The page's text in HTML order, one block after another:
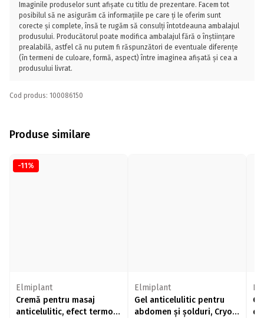
Imaginile produselor sunt afișate cu titlu de prezentare. Facem tot
posibilul să ne asigurăm că informațiile pe care ți le oferim sunt
corecte și complete, însă te rugăm să consulți întotdeauna ambalajul
produsului. Producătorul poate modifica ambalajul fără o înștiințare
prealabilă, astfel că nu putem fi răspunzători de eventuale diferențe
(în termeni de culoare, formă, aspect) între imaginea afișată și cea a
produsului livrat.
Cod produs: 100086150
Produse similare
-11%
Elmiplant
Cremă pentru masaj
anticelulitic, efect termo-
Elmiplant
Gel anticelulitic pentru
abdomen și șolduri, Cryo-